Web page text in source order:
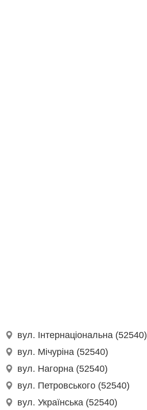
вул. Інтернаціональна (52540)
вул. Мічуріна (52540)
вул. Нагорна (52540)
вул. Петровського (52540)
вул. Українська (52540)